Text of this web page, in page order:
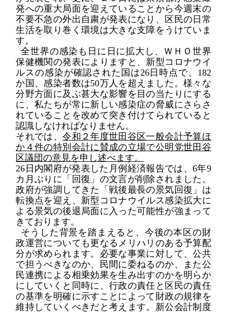
発への重大局面を迎えていることから今週末の
不要不急の外出自粛が発表になり、区民の日常
生活を取り巻く環境は大きな支障をうけていま
す。
全世界の感染も日に日に拡大し、 ＷＨＯ 世界
保健機関の発表によりますと、新型コロナウイ
ルスの感染が確認された国は26日時点で、 182
か国、 感染者数は50万人を超えました 。 様々な
分野方面に及ぶ甚大な影響を目の当たり にする
に、私たちが常に新しい感染症の脅威にさらさ
れている ことを改めて突き付けてられていると
認識しなければなりません。
それでは、令和２年度世田谷区一般会計予算ほ
か４件の特別会計に賛成の立場で公明党世田谷
区議団の意見を申し述べます。
26 日内閣府が発表した月例経済報告では、 6年9
カ月ぶりに「回復」の文言が削除 されました。
政府が強調してきた「戦後最長の景気回復」は
転換点を迎え、 新型コロナウイルス感染拡大に
よる景気の後退局面に入った可能性が強まって
きております。
そうした背景を踏まえると 、 今後の本区の財
政運営についても更なるメリハリのある予算配
分が求められます。 必要な事業に対して、公共
で担うべきなのか、民間に委ねるのか、また公
民連携による相乗効果を生み出すのかを明らか
にしていくと同時に、行政の責任と区民の責任
の基準を明確に示すことによって財政の規律を
維持していくべきだと考えます。 新公会計制度